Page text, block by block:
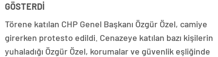
GÖSTERDİ
Törene katılan CHP Genel Başkanı Özgür Özel, camiye
girerken protesto edildi. Cenazeye katılan bazı kişilerin
yuhaladığı Özgür Özel, korumalar ve güvenlik eşliğinde